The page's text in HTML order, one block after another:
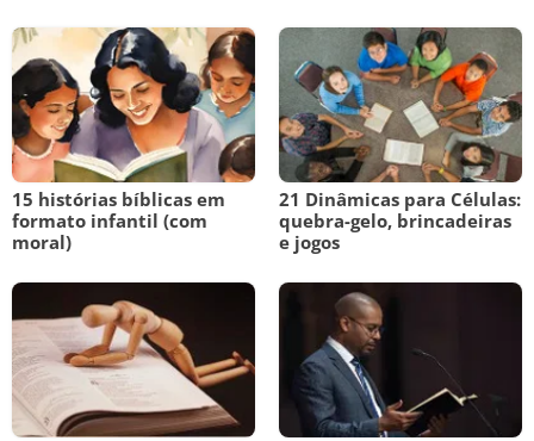
15 histórias bíblicas em
formato infantil (com
moral)
21 Dinâmicas para Células:
quebra-gelo, brincadeiras
e jogos